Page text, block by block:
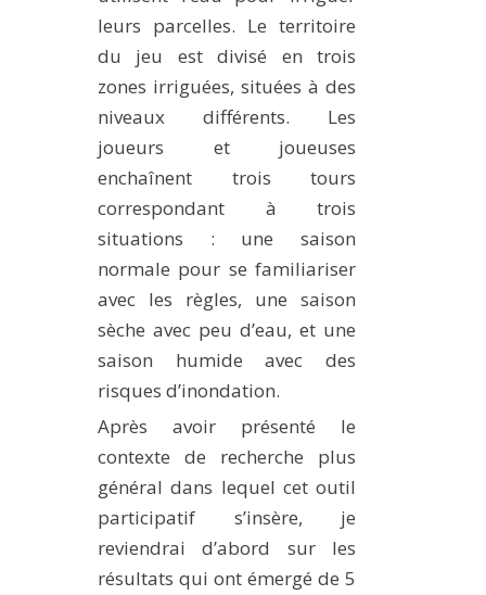
leurs parcelles. Le territoire
du jeu est divisé en trois
zones irriguées, situées à des
niveaux différents. Les
joueurs et joueuses
enchaînent trois tours
correspondant à trois
situations : une saison
normale pour se familiariser
avec les règles, une saison
sèche avec peu d’eau, et une
saison humide avec des
risques d’inondation.
Après avoir présenté le
contexte de recherche plus
général dans lequel cet outil
participatif s’insère, je
reviendrai d’abord sur les
résultats qui ont émergé de 5